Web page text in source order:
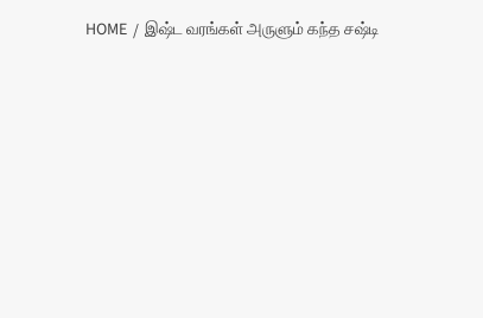
HOME இஷ்ட வரங்கள் அருளும் கந்த சஷ்டி